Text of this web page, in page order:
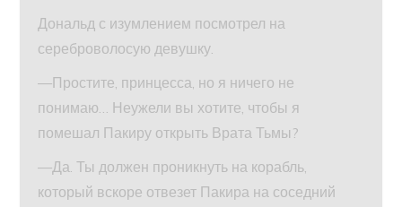
Дональд с изумлением посмотрел на
сереброволосую девушку.
—Простите, принцесса, но я ничего не
понимаю… Неужели вы хотите, чтобы я
помешал Пакиру открыть Врата Тьмы?
—Да. Ты должен проникнуть на корабль,
который вскоре отвезет Пакира на соседний